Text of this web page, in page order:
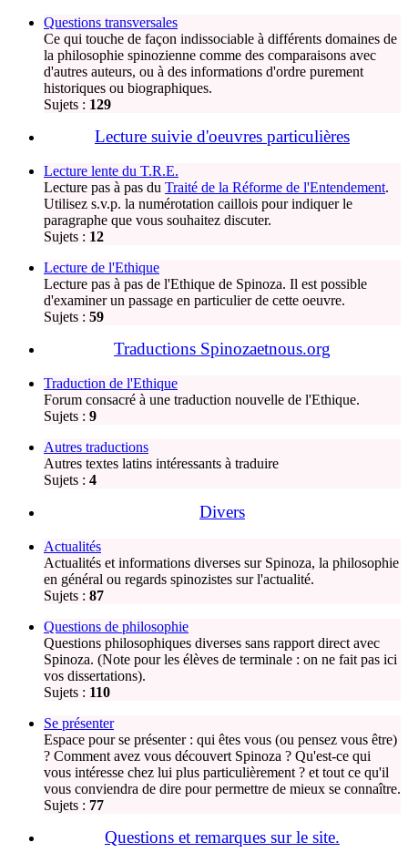
Questions transversales
Ce qui touche de façon indissociable à différents domaines de
la philosophie spinozienne comme des comparaisons avec
d'autres auteurs, ou à des informations d'ordre purement
historiques ou biographiques.
Sujets : 129
Lecture suivie d'oeuvres particulières
Lecture lente du T.R.E.
Lecture pas à pas du Traité de la Réforme de l'Entendement.
Utilisez s.v.p. la numérotation caillois pour indiquer le
paragraphe que vous souhaitez discuter.
Sujets : 12
Lecture de l'Ethique
Lecture pas à pas de l'Ethique de Spinoza. Il est possible
d'examiner un passage en particulier de cette oeuvre.
Sujets : 59
Traductions Spinozaetnous.org
Traduction de l'Ethique
Forum consacré à une traduction nouvelle de l'Ethique.
Sujets : 9
Autres traductions
Autres textes latins intéressants à traduire
Sujets : 4
Divers
Actualités
Actualités et informations diverses sur Spinoza, la philosophie
en général ou regards spinozistes sur l'actualité.
Sujets : 87
Questions de philosophie
Questions philosophiques diverses sans rapport direct avec
Spinoza. (Note pour les élèves de terminale : on ne fait pas ici
vos dissertations).
Sujets : 110
Se présenter
Espace pour se présenter : qui êtes vous (ou pensez vous être)
? Comment avez vous découvert Spinoza ? Qu'est-ce qui
vous intéresse chez lui plus particulièrement ? et tout ce qu'il
vous conviendra de dire pour permettre de mieux se connaître.
Sujets : 77
Questions et remarques sur le site.